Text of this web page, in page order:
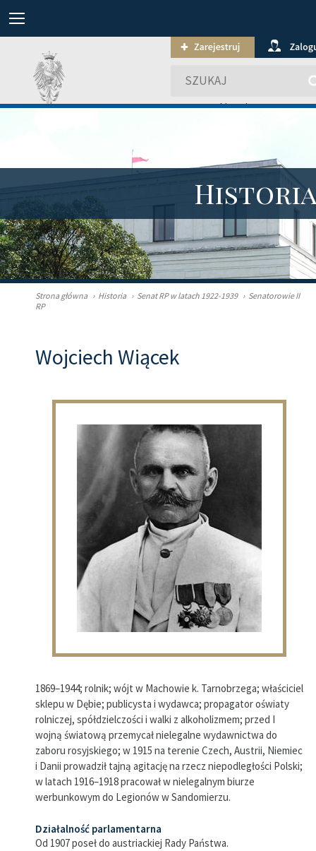
wyszukiwanie
Strona główna › Historia › Senat RP w latach 1922-1939 › Senatorowie II
RP
Wojciech Wiącek
1869–1944; rolnik; wójt w Machowie k. Tarnobrzega; właściciel
sklepu w Dębie; publicysta i wydawca; propagator oświaty
rolniczej, spółdzielczości i walki z alkoholizmem; przed I
wojną światową przemycał nielegalne wydawnictwa do
zaboru rosyjskiego; w 1915 na terenie Czech, Austrii, Niemiec
i Danii prowadził tajną agitację na rzecz niepodległości Polski;
w latach 1916–1918 pracował w nielegalnym biurze
werbunkowym do Legionów w Sandomierzu.
Działalność parlamentarna
Od 1907 poseł do austriackiej Rady Państwa.